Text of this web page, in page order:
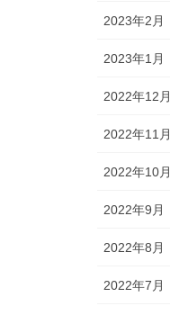
2023年2月
2023年1月
2022年12月
2022年11月
2022年10月
2022年9月
2022年8月
2022年7月